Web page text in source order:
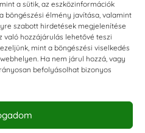
a sütik, az eszközinformációk
böngészési élmény javítása, valamint
szabott hirdetések megjelenítése
való hozzájárulás lehetővé teszi
mint a böngészési viselkedés
Ha nem járul hozzá, vagy
befolyásolhat bizonyos